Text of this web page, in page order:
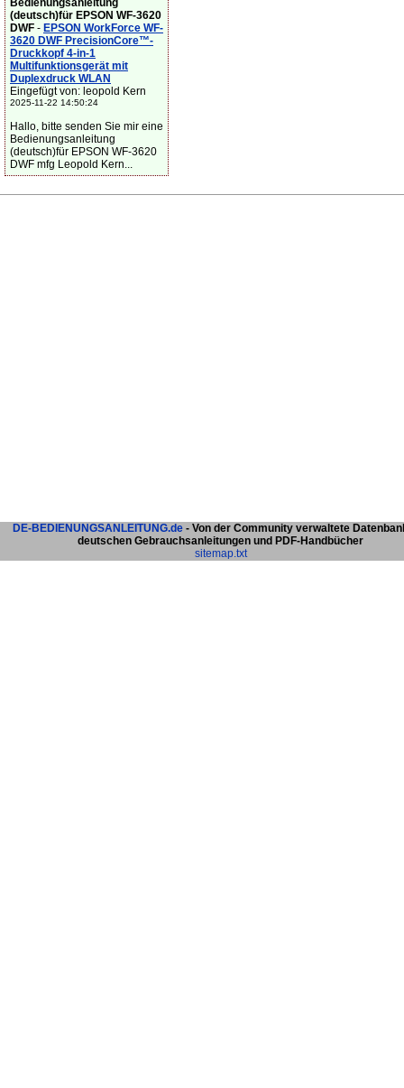
Bedienungsanleitung
(deutsch)für EPSON WF-3620
DWF - EPSON WorkForce WF-
3620 DWF PrecisionCore™-
Druckkopf 4-in-1
Multifunktionsgerät mit
Duplexdruck WLAN
Eingefügt von: leopold Kern
2025-11-22 14:50:24
Hallo, bitte senden Sie mir eine
Bedienungsanleitung
(deutsch)für EPSON WF-3620
DWF mfg Leopold Kern...
DE-BEDIENUNGSANLEITUNG.de - Von der Community verwaltete
deutschen Gebrauchsanleitungen und PDF-Handbücher
sitemap.txt